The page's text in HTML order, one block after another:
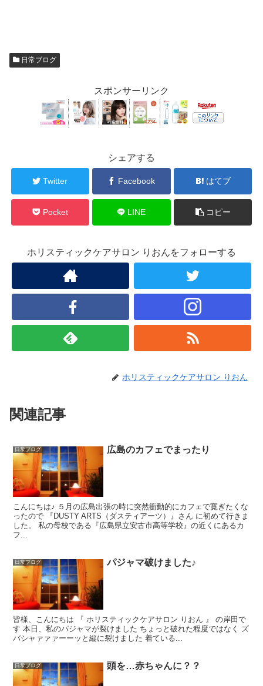
日常ブログ
スポンサーリンク
シェアする
Twitter Facebook はてブ
Pocket LINE コピー
ホリスティックケアサロン りおんをフォローする
ホリスティックケアサロン りおん
関連記事
日常ブログ 広島のカフェでまったり
こんにちは♪ ５月の広島出張の時に突然衝動的にカフェで寛ぎたくな
ったので 『DUSTY ARTS（ダスティアーツ）』さん に初めて行きま
した。 私の母校である『広島県立安古市高等学校』の近くにあるカ
フ...
日常ブログ パジャマ破けました♪
皆様、こんにちは 『 ホリスティックケアサロン りおん 』 の岸田で
す 本日、私のパジャマが裂けました ちょっと破れた程度ではなく ズ
バシャァァァーーッと縦に裂けました 着ている...
日常ブログ 頭を…赤ちゃんに？？